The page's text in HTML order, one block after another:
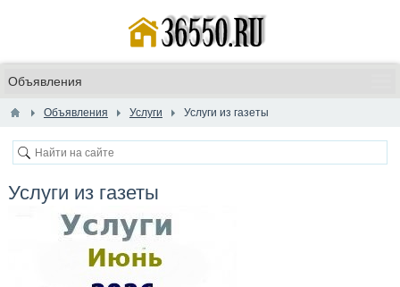
Объявления Услуги Услуги из газеты
Услуги из газеты